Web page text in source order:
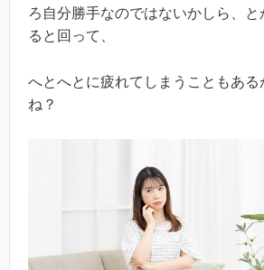
ろ自分勝手なのではないかしら、
ると回って、
へとへとに疲れてしまうこともある
ね？